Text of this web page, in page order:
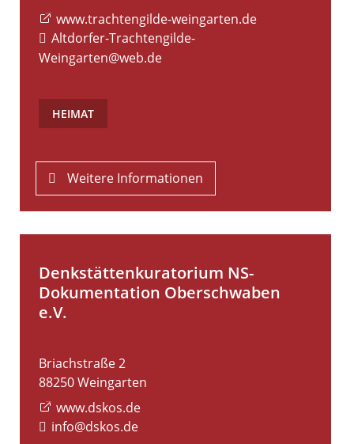
www.trachtengilde-weingarten.de
Altdorfer-Trachtengilde-
Weingarten@web.de
HEIMAT
Weitere Informationen
Denkstättenkuratorium NS-
Dokumentation Oberschwaben
e.V.
Briachstraße 2
88250Weingarten
www.dskos.de
info@dskos.de